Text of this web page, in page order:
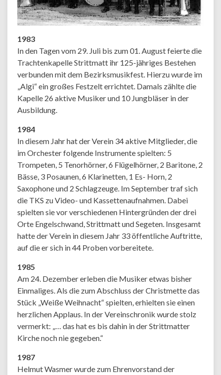
1983
In den Tagen vom 29. Juli bis zum 01. August feierte die
Trachtenkapelle Strittmatt ihr 125-jähriges Bestehen
verbunden mit dem Bezirksmusikfest. Hierzu wurde im
„Algi“ ein großes Festzelt errichtet. Damals zählte die
Kapelle 26 aktive Musiker und 10 Jungbläser in der
Ausbildung.
1984
In diesem Jahr hat der Verein 34 aktive Mitglieder, die
im Orchester folgende Instrumente spielten: 5
Trompeten, 5 Tenorhörner, 6 Flügelhörner, 2 Baritone, 2
Bässe, 3 Posaunen, 6 Klarinetten, 1 Es- Horn, 2
Saxophone und 2 Schlagzeuge. Im September traf sich
die TKS zu Video- und Kassettenaufnahmen. Dabei
spielten sie vor verschiedenen Hintergründen der drei
Orte Engelschwand, Strittmatt und Segeten. Insgesamt
hatte der Verein in diesem Jahr 33 öffentliche Auftritte,
auf die er sich in 44 Proben vorbereitete.
1985
Am 24. Dezember erleben die Musiker etwas bisher
Einmaliges. Als die zum Abschluss der Christmette das
Stück „Weiße Weihnacht“ spielten, erhielten sie einen
herzlichen Applaus. In der Vereinschronik wurde stolz
vermerkt: „… das hat es bis dahin in der Strittmatter
Kirche noch nie gegeben.“
1987
Helmut Wasmer wurde zum Ehrenvorstand der